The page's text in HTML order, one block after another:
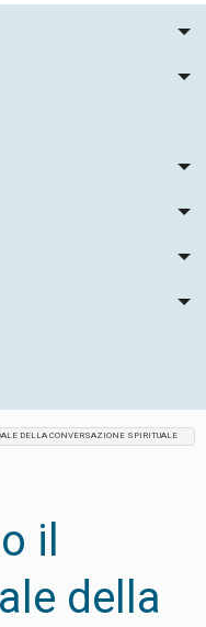
DELLA CONVERSAZIONE SPIRITUALE
il
della